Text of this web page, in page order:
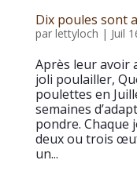
Dix poules sont
par lettyloch | Juil
Après leur avoir
joli poulailler,
poulettes en
semaines
pondre. Chaque
deux ou trois
un...